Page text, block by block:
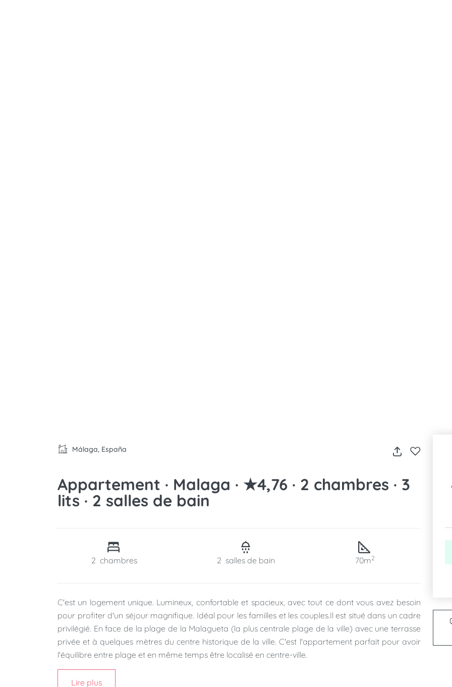
Málaga, España
Appartement · Malaga · ★4,76 · 2 chambres · 3
lits · 2 salles de bain
2 chambres 2 salles de bain 70m2
C'est un logement unique. Lumineux, confortable et spacieux, avec tout ce dont vous avez besoin
pour profiter d'un séjour magnifique. Idéal pour les familles et les couples.Il est situé dans un cadre
privilégié. En face de la plage de la Malagueta (la plus centrale plage de la ville) avec une terrasse
privée et à quelques mètres du centre historique de la ville. C'est l'appartement parfait pour avoir
l'équilibre entre plage et en même temps être localisé en centre-ville.
Lire plus